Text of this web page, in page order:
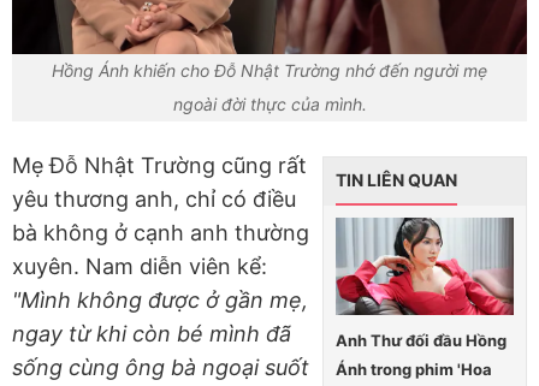
Hồng Ánh khiến cho Đỗ Nhật Trường nhớ đến người mẹ
ngoài đời thực của mình.
TIN LIÊN QUAN
Anh Thư đối đầu Hồng
Ánh trong phim 'Hoa
Mẹ Đỗ Nhật Trường cũng rất
yêu thương anh, chỉ có điều
bà không ở cạnh anh thường
xuyên. Nam diễn viên kể:
"Mình không được ở gần mẹ,
ngay từ khi còn bé mình đã
sống cùng ông bà ngoại suốt